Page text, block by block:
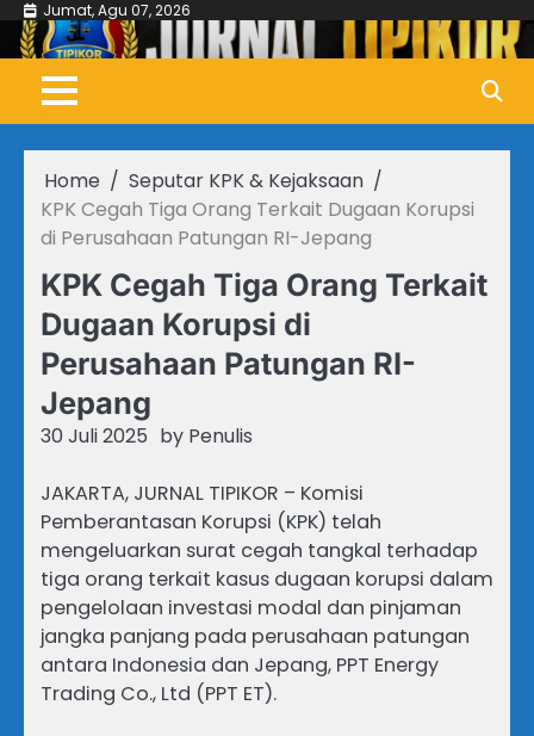
Skip
content
Jumat, Agu 07, 2026
Home
Seputar KPK & Kejaksaan
KPK Cegah Tiga Orang Terkait Dugaan Korupsi
di Perusahaan Patungan RI-Jepang
KPK Cegah Tiga Orang Terkait
Dugaan Korupsi di
Perusahaan Patungan RI-
Jepang
30 Juli 2025 by Penulis
JAKARTA, JURNAL TIPIKOR – Komisi
Pemberantasan Korupsi (KPK) telah
mengeluarkan surat cegah tangkal terhadap
tiga orang terkait kasus dugaan korupsi dalam
pengelolaan investasi modal dan pinjaman
jangka panjang pada perusahaan patungan
antara Indonesia dan Jepang, PPT Energy
Trading Co., Ltd (PPT ET).